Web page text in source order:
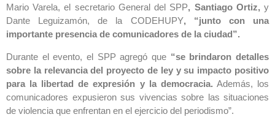
Mario Varela, el secretario General del SPP, Santiago Ortiz, y
Dante Leguizamón, de la CODEHUPY, “junto con una
importante presencia de comunicadores de la ciudad”.
Durante el evento, el SPP agregó que “se brindaron detalles
sobre la relevancia del proyecto de ley y su impacto positivo
para la libertad de expresión y la democracia. Además, los
comunicadores expusieron sus vivencias sobre las situaciones
de violencia que enfrentan en el ejercicio del periodismo”.